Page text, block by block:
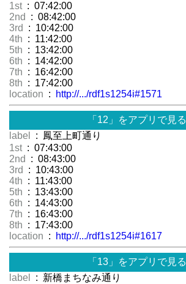
1st : 07:42:00
2nd
: 08:42:00
3rd
: 10:42:00
4th : 11:42:00
5th : 13:42:00
6th : 14:42:00
7th : 16:42:00
8th : 17:42:00
location : http://.../rdf1s1254i#1571
「12」をアプリで見る
label
: 鳳至上町通り
1st : 07:43:00
2nd
: 08:43:00
3rd
: 10:43:00
4th : 11:43:00
5th : 13:43:00
6th : 14:43:00
7th : 16:43:00
8th : 17:43:00
location : http://.../rdf1s1254i#1617
「13」をアプリで見る
label
: 新橋まちなみ通り